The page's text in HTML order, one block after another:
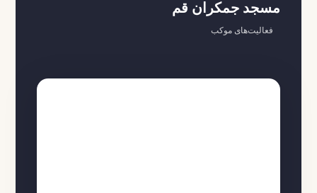
مسجد جمکران قم
فعالیت‌های موکب